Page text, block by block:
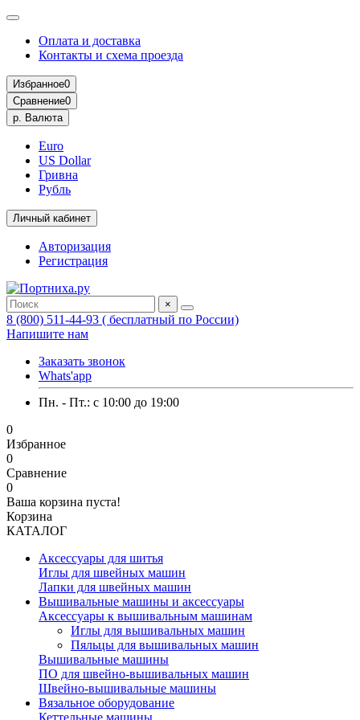
Оплата и доставка
Контакты и схема проезда
Избранное0
Сравнение0
р. Валюта
Euro
US Dollar
Гривна
Рубль
Личный кабинет
Авторизация
Регистрация
×
8 (800) 511-44-93 ( бесплатный по России)
Напишите нам
Заказать звонок
Whats'app
Пн. - Пт.: c 10:00 до 19:00
0
Избранное
0
Сравнение
0
Ваша корзина пуста!
Корзина
КАТАЛОГ
Аксессуары для шитья
Иглы для швейных машин
Лапки для швейных машин
Вышивальные машины и аксессуары
Аксессуары к вышивальным машинам
Иглы для вышивальных машин
Пяльцы для вышивальных машин
Вышивальные машины
ПО для швейно-вышивальных машин
Швейно-вышивальные машины
Вязальное оборудование
Кеттельные машины